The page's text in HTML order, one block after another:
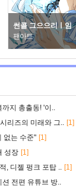
썬콜 그으으리ㅣ임
팬아트
지 총출동! '이..
리즈의 미래와 그.. [1]
없는 수준" [1]
성장 [1]
, 디젤 펑크 포탑 .. [1]
전편 유튜브 방..